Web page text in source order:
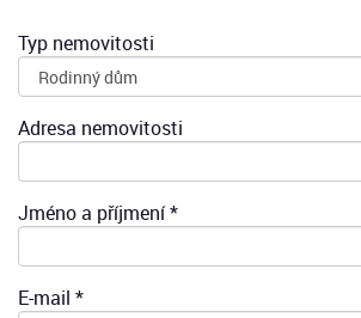
Typ nemovitosti
Adresa nemovitosti
Jméno a příjmení *
E-mail *